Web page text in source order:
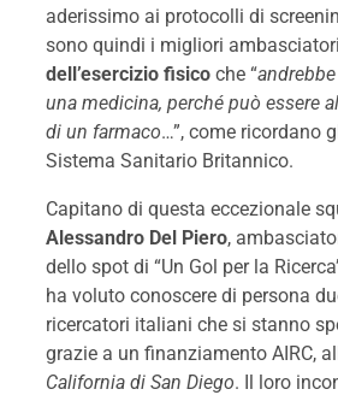
aderissimo ai protocolli di
sono quindi i migliori ambasciatori
dell’esercizio fisico che “
una medicina, perché può essere
di un farmaco…”, come ricordano
Sistema Sanitario Britannico.
Capitano di questa eccezionale
Alessandro Del Piero,
dello spot di “Un Gol per la
ha voluto conoscere di persona
ricercatori italiani che si stanno
grazie a un finanziamento AIRC,
California di San Diego. Il loro